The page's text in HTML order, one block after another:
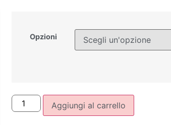
Opzioni
Aggiungi al carrello